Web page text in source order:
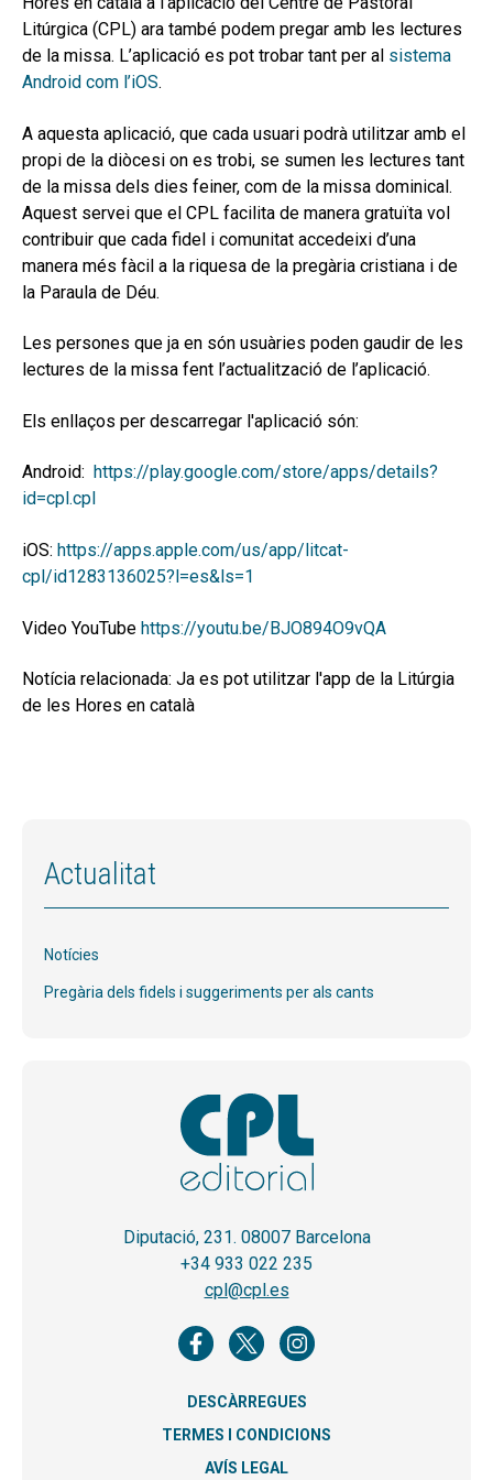
EL MEU COMPTE
CERCAR
Litúrgica (CPL) ara també podem pregar amb les lectures
de la missa. L’aplicació es pot trobar tant per al sistema
Android com l’iOS.
A aquesta aplicació, que cada usuari podrà utilitzar amb el
propi de la diòcesi on es trobi, se sumen les lectures tant
de la missa dels dies feiner, com de la missa dominical.
Aquest servei que el CPL facilita de manera gratuïta vol
contribuir que cada fidel i comunitat accedeixi d’una
manera més fàcil a la riquesa de la pregària cristiana i de
la Paraula de Déu.
Les persones que ja en són usuàries poden gaudir de les
lectures de la missa fent l’actualització de l’aplicació.
Els enllaços per descarregar l'aplicació són:
Android: https://play.google.com/store/apps/details?
id=cpl.cpl
iOS: https://apps.apple.com/us/app/litcat-
cpl/id1283136025?l=es&ls=1
Video YouTube https://youtu.be/BJO894O9vQA
Notícia relacionada: Ja es pot utilitzar l'app de la Litúrgia
de les Hores en català
Actualitat
Notícies
Pregària dels fidels i suggeriments per als cants
Diputació, 231. 08007 Barcelona
+34 933 022 235
cpl@cpl.es
DESCÀRREGUES
TERMES I CONDICIONS
AVÍS LEGAL